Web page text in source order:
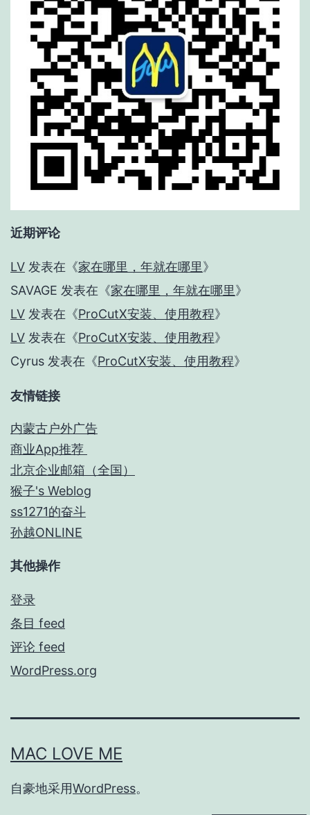
近期评论
LV 发表在《家在哪里，年就在哪里》
SAVAGE 发表在《家在哪里，年就在哪里》
LV 发表在《ProCutX安装、使用教程》
LV 发表在《ProCutX安装、使用教程》
Cyrus 发表在《ProCutX安装、使用教程》
友情链接
内蒙古户外广告
商业App推荐
北京企业邮箱（全国）
猴子's Weblog
ss1271的奋斗
孙越ONLINE
其他操作
登录
条目 feed
评论 feed
WordPress.org
MAC LOVE ME
自豪地采用WordPress。